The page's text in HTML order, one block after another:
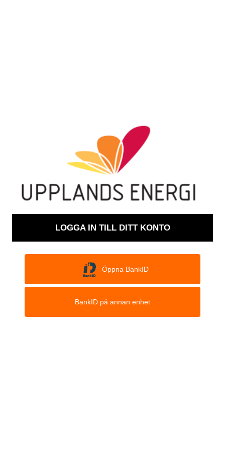
LOGGA IN TILL DITT KONTO
Öppna BankID
BankID på annan enhet